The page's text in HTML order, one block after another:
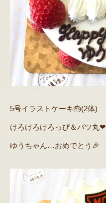
5号イラストケーキ🎂(2体)
けろけろけろっぴ＆バツ丸❤
ゆうちゃん…おめでとう🎉